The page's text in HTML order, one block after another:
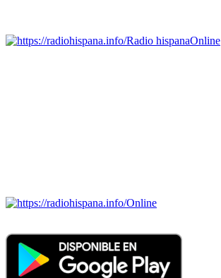
Radio hispanaOnline
Online